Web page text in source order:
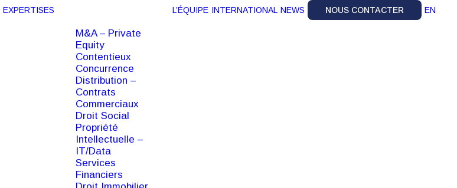
EXPERTISES
M&A – Private
Equity
Contentieux
Concurrence
Distribution –
Contrats
Commerciaux
Droit Social
Propriété
Intellectuelle –
IT/Data
Services
Financiers
L’ÉQUIPE INTERNATIONAL NEWS NOUS CONTACTER EN